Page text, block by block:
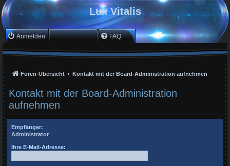
Lux Vitalis
Anmelden Registrieren FAQ
Foren-Übersicht Kontakt mit der Board-Administration aufnehmen
Kontakt mit der Board-Administration
aufnehmen
Empfänger:
Administrator
Ihre E-Mail-Adresse: